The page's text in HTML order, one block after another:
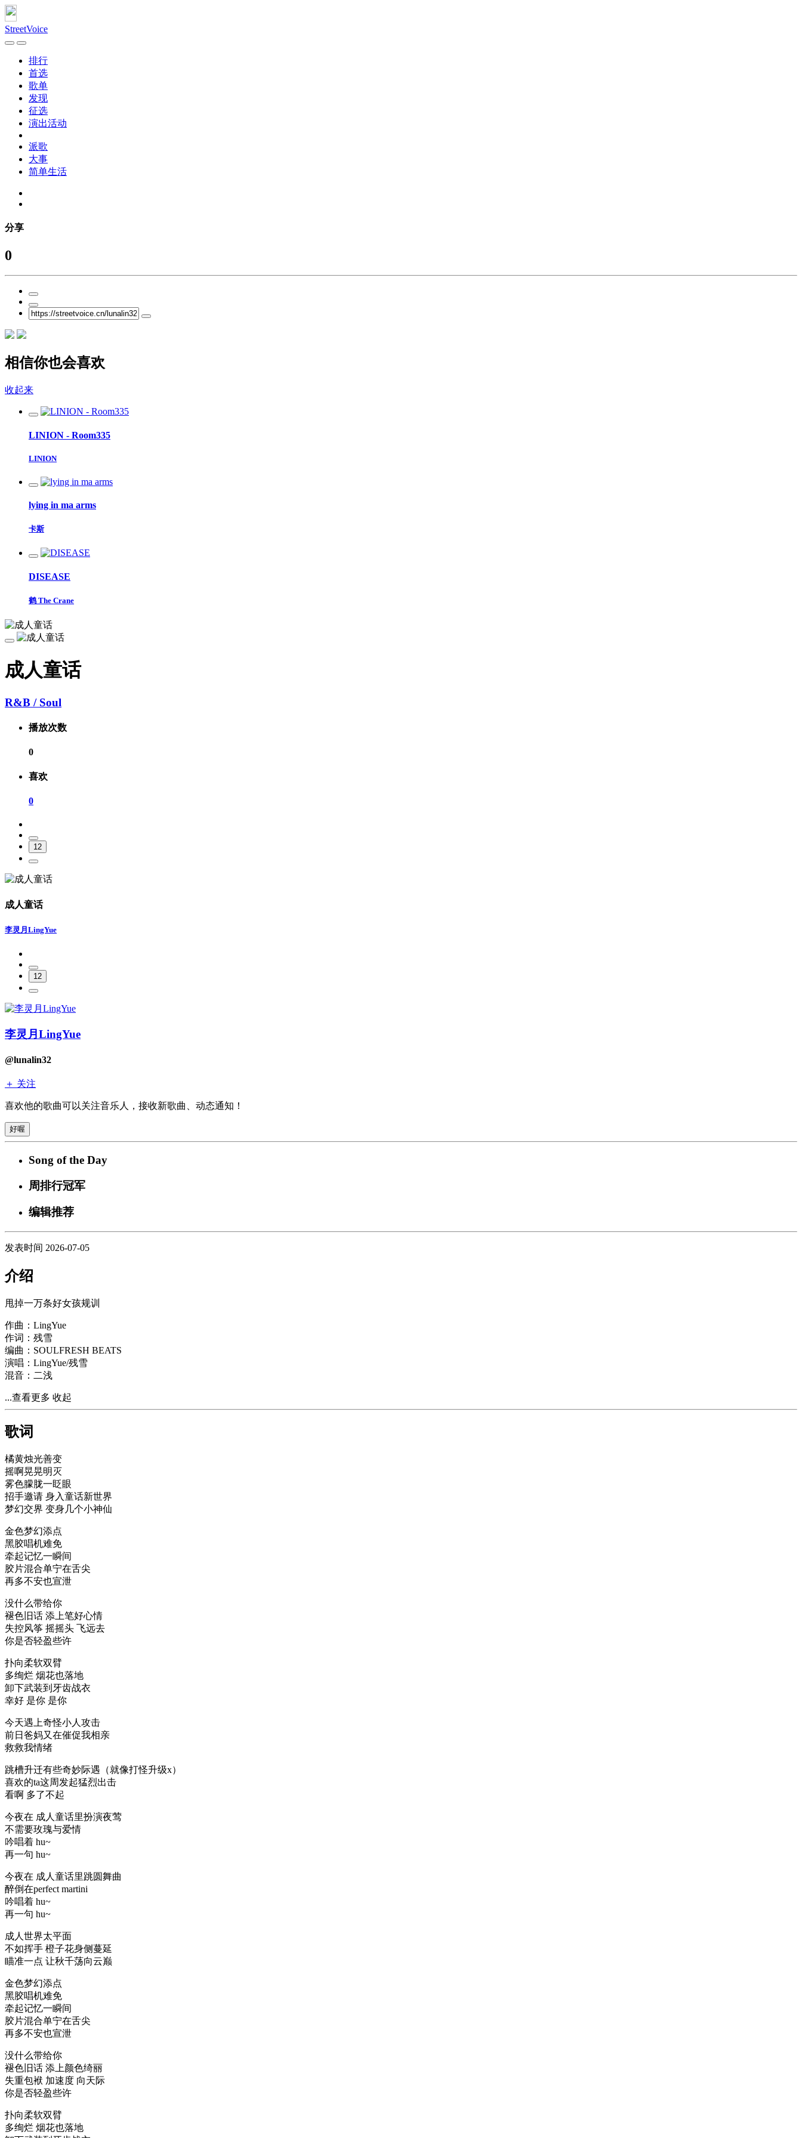
StreetVoice
排行
首选
歌单
发现
征选
演出活动
派歌
大事
简单生活
分享
0
相信你也会喜欢
收起来
LINION - Room335
LINION
lying in ma arms
卡斯
DISEASE
鹤 The Crane
成人童话
R&B / Soul
播放次数
0
喜欢
0
12
成人童话
李灵月LingYue
12
李灵月LingYue
@lunalin32
＋ 关注
喜欢他的歌曲可以关注音乐人，接收新歌曲、动态通知！
好喔
Song of the Day
周排行冠军
编辑推荐
发表时间 2026-07-05
介绍
甩掉一万条好女孩规训
作曲：LingYue
作词：残雪
编曲：SOULFRESH BEATS
演唱：LingYue/残雪
混音：二浅
...查看更多 收起
歌词
橘黄烛光善变
摇啊晃晃明灭
雾色朦胧一眨眼
招手邀请 身入童话新世界
梦幻交界 变身几个小神仙
金色梦幻添点
黑胶唱机难免
牵起记忆一瞬间
胶片混合单宁在舌尖
再多不安也宣泄
没什么带给你
褪色旧话 添上笔好心情
失控风筝 摇摇头 飞远去
你是否轻盈些许
扑向柔软双臂
多绚烂 烟花也落地
卸下武装到牙齿战衣
幸好 是你 是你
今天遇上奇怪小人攻击
前日爸妈又在催促我相亲
救救我情绪
跳槽升迁有些奇妙际遇（就像打怪升级x）
喜欢的ta这周发起猛烈出击
看啊 多了不起
今夜在 成人童话里扮演夜莺
不需要玫瑰与爱情
吟唱着 hu~
再一句 hu~
今夜在 成人童话里跳圆舞曲
醉倒在perfect martini
吟唱着 hu~
再一句 hu~
成人世界太平面
不如挥手 橙子花身侧蔓延
瞄准一点 让秋千荡向云巅
金色梦幻添点
黑胶唱机难免
牵起记忆一瞬间
胶片混合单宁在舌尖
再多不安也宣泄
没什么带给你
褪色旧话 添上颜色绮丽
失重包袱 加速度 向天际
你是否轻盈些许
扑向柔软双臂
多绚烂 烟花也落地